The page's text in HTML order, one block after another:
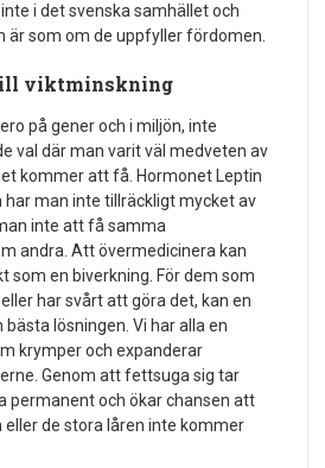
i det svenska samhället och
är som om de uppfyller fördomen.
viktminskning
på gener och i miljön, inte
val där man varit väl medveten av
kommer att få. Hormonet Leptin
har man inte tillräckligt mycket av
inte att få samma
andra. Att övermedicinera kan
som en biverkning. För dem som
har svårt att göra det, kan en
lösningen. Vi har alla en
krymper och expanderar
Genom att fettsuga sig tar
permanent och ökar chansen att
de stora låren inte kommer